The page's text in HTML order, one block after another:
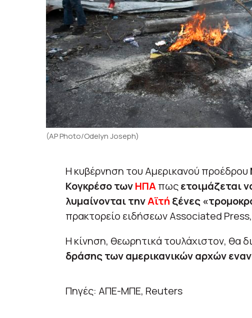
(AP Photo/Odelyn Joseph)
Η κυβέρνηση του Αμερικανού προέδρου
Κογκρέσο τωνΗΠΑπωςετοιμάζεται
λυμαίνονται τηνΑϊτή ξένες
πρακτορείο ειδήσεων Associated
Η κίνηση, θεωρητικά τουλάχιστον, θα
δράσης των αμερικανικών αρχών
Πηγές: ΑΠΕ-ΜΠΕ, Reuters